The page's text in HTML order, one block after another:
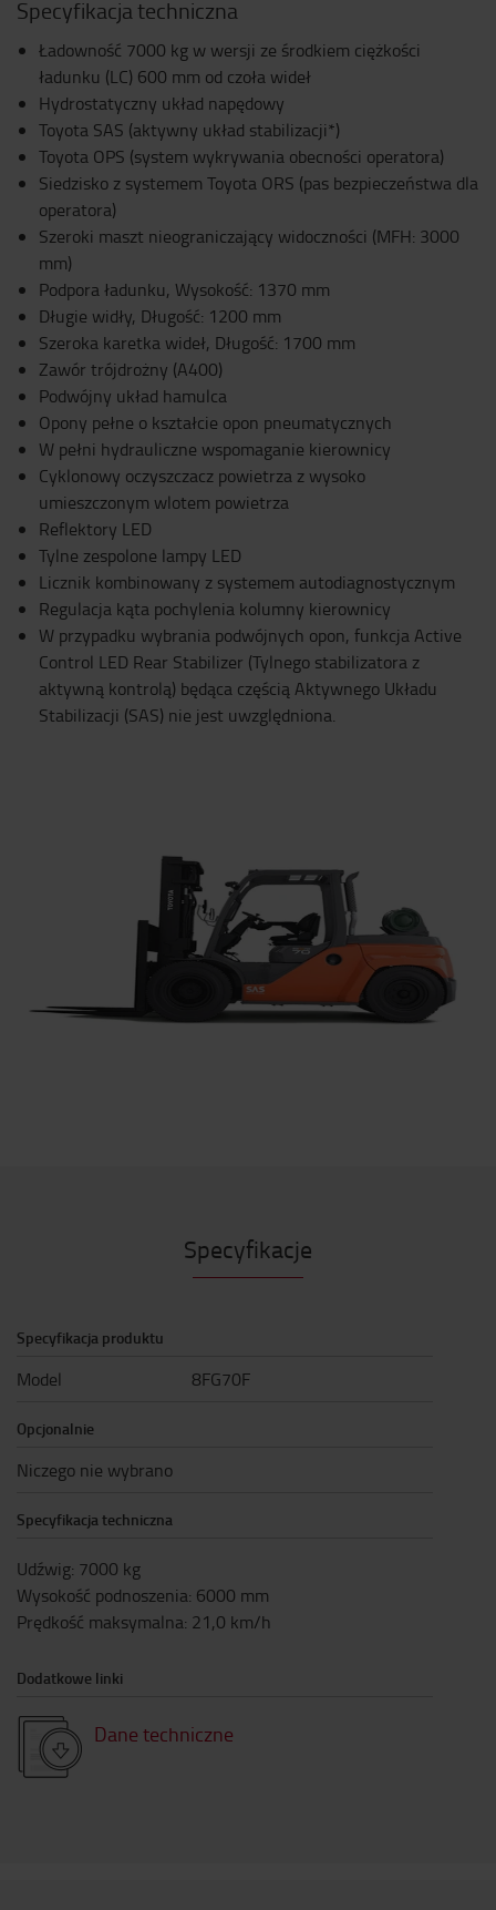
Specyfikacja techniczna
Ładowność 7000 kg w wersji ze środkiem ciężkości
ładunku (LC) 600 mm od czoła wideł
Hydrostatyczny układ napędowy
Toyota SAS (aktywny układ stabilizacji*)
Toyota OPS (system wykrywania obecności operatora)
Siedzisko z systemem Toyota ORS (pas bezpieczeństwa dla
operatora)
Szeroki maszt nieograniczający widoczności (MFH: 3000
mm)
Podpora ładunku, Wysokość: 1370 mm
Długie widły, Długość: 1200 mm
Szeroka karetka wideł, Długość: 1700 mm
Zawór trójdrożny (A400)
Podwójny układ hamulca
Opony pełne o kształcie opon pneumatycznych
W pełni hydrauliczne wspomaganie kierownicy
Cyklonowy oczyszczacz powietrza z wysoko
umieszczonym wlotem powietrza
Reflektory LED
Tylne zespolone lampy LED
Licznik kombinowany z systemem autodiagnostycznym
Regulacja kąta pochylenia kolumny kierownicy
W przypadku wybrania podwójnych opon, funkcja Active
Control LED Rear Stabilizer (Tylnego stabilizatora z
aktywną kontrolą) będąca częścią Aktywnego Układu
Stabilizacji (SAS) nie jest uwzględniona.
Specyfikacje
Specyfikacja produktu
Model 8FG70F
Opcjonalnie
Niczego nie wybrano
Specyfikacja techniczna
Udźwig: 7000 kg
Wysokość podnoszenia: 6000 mm
Prędkość maksymalna: 21,0 km/h
Dodatkowe linki
Dane techniczne